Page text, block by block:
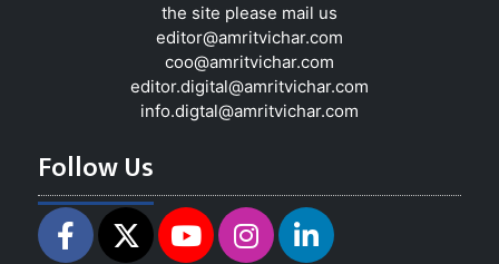
the site please mail us
editor@amritvichar.com
coo@amritvichar.com
editor.digital@amritvichar.com
info.digtal@amritvichar.com
Follow Us